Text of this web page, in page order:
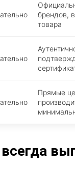
брендов,
товара
Прямые